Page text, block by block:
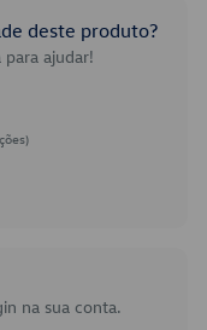
deste produto?
ajudar!
na sua conta.